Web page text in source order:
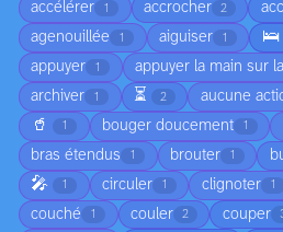
accélérer 1 accrocher 2
agenouillée 1 aiguiser 1 🛌
appuyer 1 appuyer la main sur
archiver 1 ⏳ 2 aucune
🥤 1 bouger doucement 1
bras étendus 1 brouter 1
🎤 1 circuler 1 clignoter 1
couché 1 couler 2 couper